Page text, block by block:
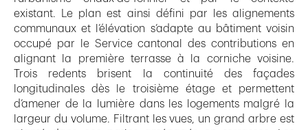
existant. Le plan est ainsi défini par les alignements
communaux et l’élévation s’adapte au bâtiment voisin
occupé par le Service cantonal des contributions en
alignant la première terrasse à la corniche voisine.
Trois redents brisent la continuité des façades
longitudinales dès le troisième étage et permettent
d’amener de la lumière dans les logements malgré la
largeur du volume. Filtrant les vues, un grand arbre est